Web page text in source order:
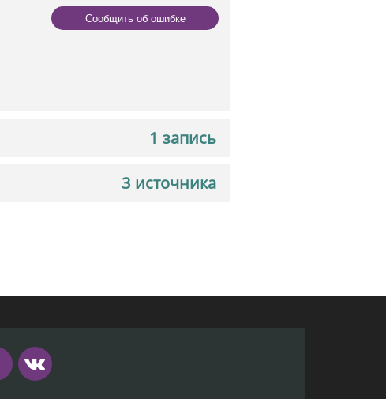
Сообщить об ошибке
1 запись
3 источника